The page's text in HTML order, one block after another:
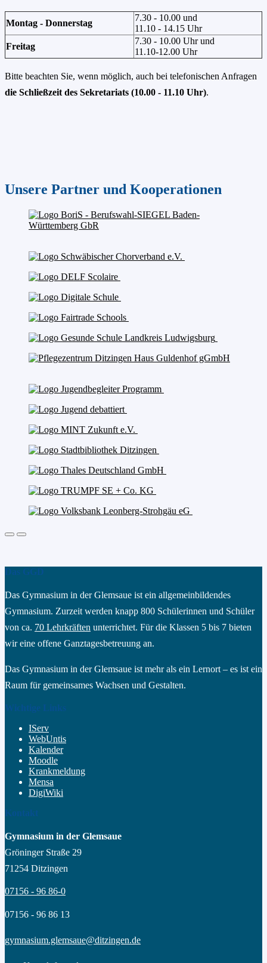
Montag - Donnerstag
7.30 - 10.00 und
11.10 - 14.15 Uhr
Freitag
7.30 - 10.00 Uhr und
11.10-12.00 Uhr
Bitte beachten Sie, wenn möglich, auch bei telefonischen Anfragen
die Schließzeit des Sekretariats (10.00 - 11.10 Uhr).
Unsere Partner und Kooperationen
Das GGD
Das Gymnasium in der Glemsaue ist ein allgemeinbildendes
Gymnasium. Zurzeit werden knapp 800 Schülerinnen und Schüler
von ca. 70 Lehrkräften unterrichtet. Für die Klassen 5 bis 7 bieten
wir eine offene Ganztagesbetreuung an.
Das Gymnasium in der Glemsaue ist mehr als ein Lernort – es ist ein
Raum für gemeinsames Wachsen und Gestalten.
Wichtige Links
IServ
WebUntis
Kalender
Moodle
Krankmeldung
Mensa
DigiWiki
Kontakt
Gymnasium in der Glemsaue
Gröninger Straße 29
71254 Ditzingen
07156 - 96 86-0
07156 - 96 86 13
gymnasium.glemsaue@ditzingen.de